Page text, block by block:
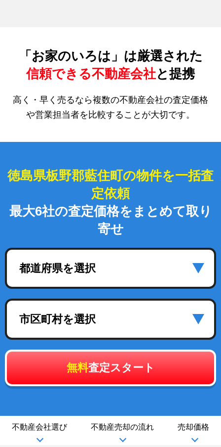
「お家のいろは」は厳選された
信頼できる不動産会社と提携
高く・早く売るなら複数の不動産会社の査定価格
や営業担当者を比較することが大切です。
徳島県板野郡藍住町の物件を一括査
定依頼
最大6社の査定価格をまとめて取り
寄せ
都道府県を選択
市区町村を選択
無料査定スタート
不動産会社選び 不動産売却の流れ 売却価格